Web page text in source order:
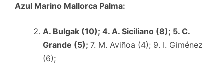
Azul Marino Mallorca Palma:
A. Bulgak (10); 4. A. Siciliano (8); 5. C.
Grande (5); 7. M. Aviñoa (4); 9. I. Giménez
(6);